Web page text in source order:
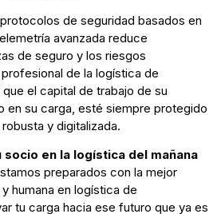
de seguridad basados en
avanzada reduce
de seguro y los riesgos
de la logística de
el capital de trabajo de su
en su carga, esté siempre protegido
y digitalizada.
socio en la logística del mañana
preparados con la mejor
humana en logística de
tu carga hacia ese futuro que ya es